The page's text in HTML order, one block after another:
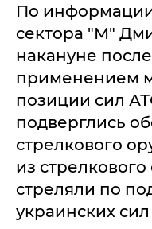
По
сектора "М"
накануне
применением
позиции сил
подверглись
стрелкового
из
стреляли по
украинских